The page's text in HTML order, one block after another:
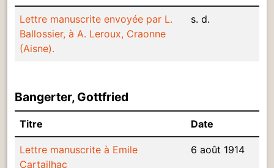
Lettre manuscrite envoyée par L.
Ballossier, à A. Leroux, Craonne
(Aisne).
s. d.
Bangerter, Gottfried
Titre Date
Lettre manuscrite à Emile
Cartailhac
6 août 1914